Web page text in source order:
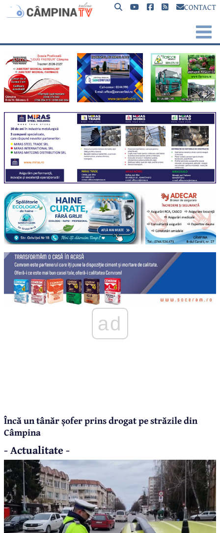
CONTACT
ad
Încă un tânăr șofer prins drogat pe străzile din
Câmpina
- Actualitate -